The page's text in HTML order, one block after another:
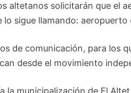
altetanos solicitarán que el
lo sigue llamando: aeropuerto
de comunicación, para los
desde el movimiento
la municipalización de El